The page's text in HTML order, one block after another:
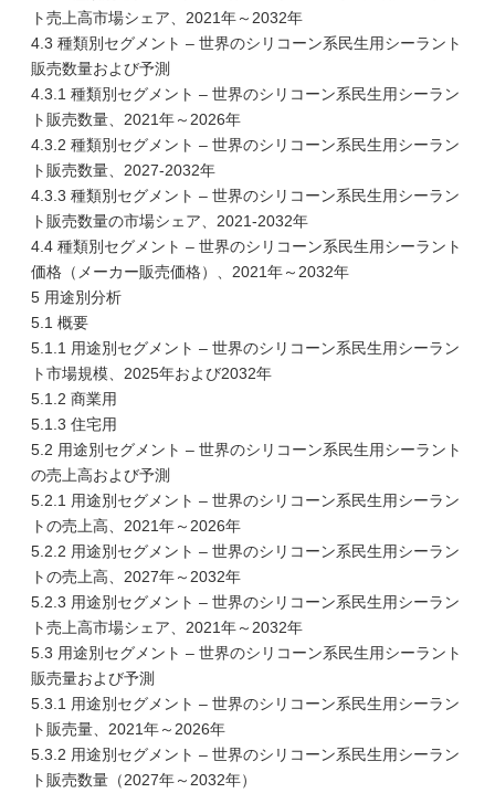
ト売上高市場シェア、2021年～2032年
4.3 種類別セグメント – 世界のシリコーン系民生用シーラント
販売数量および予測
4.3.1 種類別セグメント – 世界のシリコーン系民生用シーラン
ト販売数量、2021年～2026年
4.3.2 種類別セグメント – 世界のシリコーン系民生用シーラン
ト販売数量、2027-2032年
4.3.3 種類別セグメント – 世界のシリコーン系民生用シーラン
ト販売数量の市場シェア、2021-2032年
4.4 種類別セグメント – 世界のシリコーン系民生用シーラント
価格（メーカー販売価格）、2021年～2032年
5 用途別分析
5.1 概要
5.1.1 用途別セグメント – 世界のシリコーン系民生用シーラン
ト市場規模、2025年および2032年
5.1.2 商業用
5.1.3 住宅用
5.2 用途別セグメント – 世界のシリコーン系民生用シーラント
の売上高および予測
5.2.1 用途別セグメント – 世界のシリコーン系民生用シーラン
トの売上高、2021年～2026年
5.2.2 用途別セグメント – 世界のシリコーン系民生用シーラン
トの売上高、2027年～2032年
5.2.3 用途別セグメント – 世界のシリコーン系民生用シーラン
ト売上高市場シェア、2021年～2032年
5.3 用途別セグメント – 世界のシリコーン系民生用シーラント
販売量および予測
5.3.1 用途別セグメント – 世界のシリコーン系民生用シーラン
ト販売量、2021年～2026年
5.3.2 用途別セグメント – 世界のシリコーン系民生用シーラン
ト販売数量（2027年～2032年）